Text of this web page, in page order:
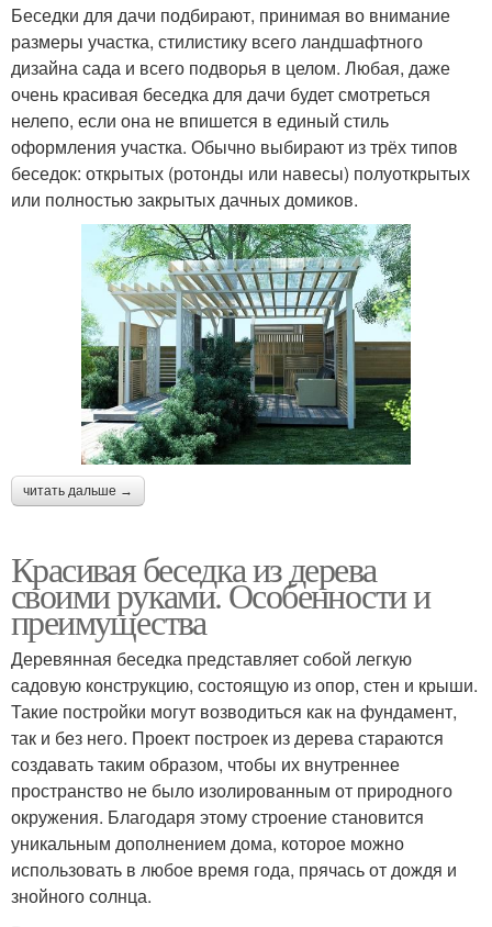
Беседки для дачи подбирают, принимая во внимание
размеры участка, стилистику всего ландшафтного
дизайна сада и всего подворья в целом. Любая, даже
очень красивая беседка для дачи будет смотреться
нелепо, если она не впишется в единый стиль
оформления участка. Обычно выбирают из трёх типов
беседок: открытых (ротонды или навесы) полуоткрытых
или полностью закрытых дачных домиков.
читать дальше →
Красивая беседка из дерева
своими руками. Особенности и
преимущества
Деревянная беседка представляет собой легкую
садовую конструкцию, состоящую из опор, стен и крыши.
Такие постройки могут возводиться как на фундамент,
так и без него. Проект построек из дерева стараются
создавать таким образом, чтобы их внутреннее
пространство не было изолированным от природного
окружения. Благодаря этому строение становится
уникальным дополнением дома, которое можно
использовать в любое время года, прячась от дождя и
знойного солнца.